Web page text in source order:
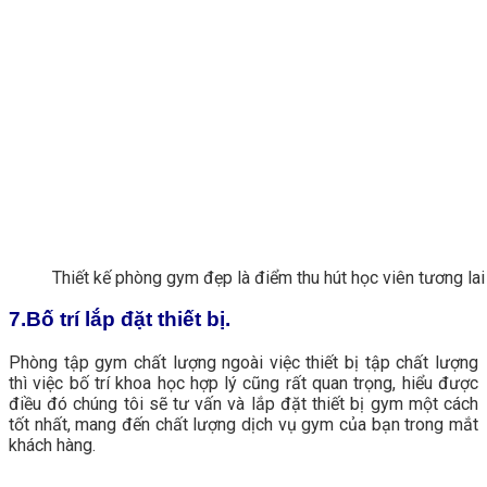
Thiết kế phòng gym đẹp là điểm thu hút học viên tương lai
7.Bố trí lắp đặt thiết bị.
Phòng tập gym chất lượng ngoài việc thiết bị tập chất lượng
thì việc bố trí khoa học hợp lý cũng rất quan trọng, hiểu được
điều đó chúng tôi sẽ tư vấn và lắp đặt thiết bị gym một cách
tốt nhất, mang đến chất lượng dịch vụ gym của bạn trong mắt
khách hàng.